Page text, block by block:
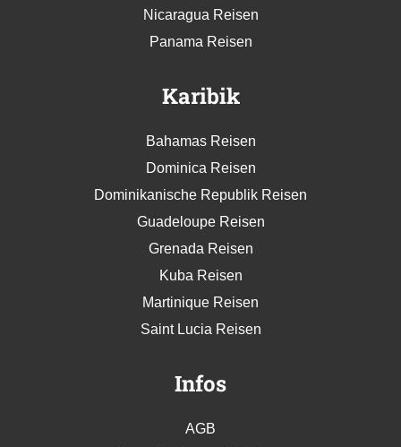
Nicaragua Reisen
Panama Reisen
Karibik
Bahamas Reisen
Dominica Reisen
Dominikanische Republik Reisen
Guadeloupe Reisen
Grenada Reisen
Kuba Reisen
Martinique Reisen
Saint Lucia Reisen
Infos
AGB